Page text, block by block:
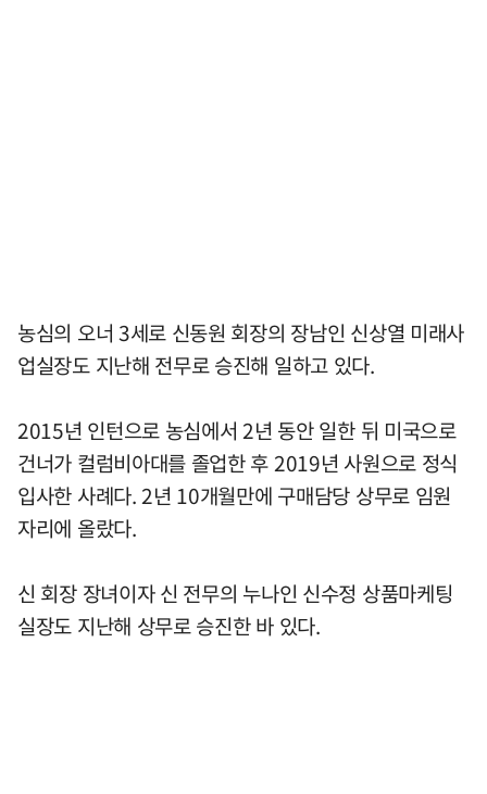
농심의 오너 3세로 신동원 회장의 장남인 신상열 미래사
업실장도 지난해 전무로 승진해 일하고 있다.
2015년 인턴으로 농심에서 2년 동안 일한 뒤 미국으로
건너가 컬럼비아대를 졸업한 후 2019년 사원으로 정식
입사한 사례다. 2년 10개월만에 구매담당 상무로 임원
자리에 올랐다.
신 회장 장녀이자 신 전무의 누나인 신수정 상품마케팅
실장도 지난해 상무로 승진한 바 있다.